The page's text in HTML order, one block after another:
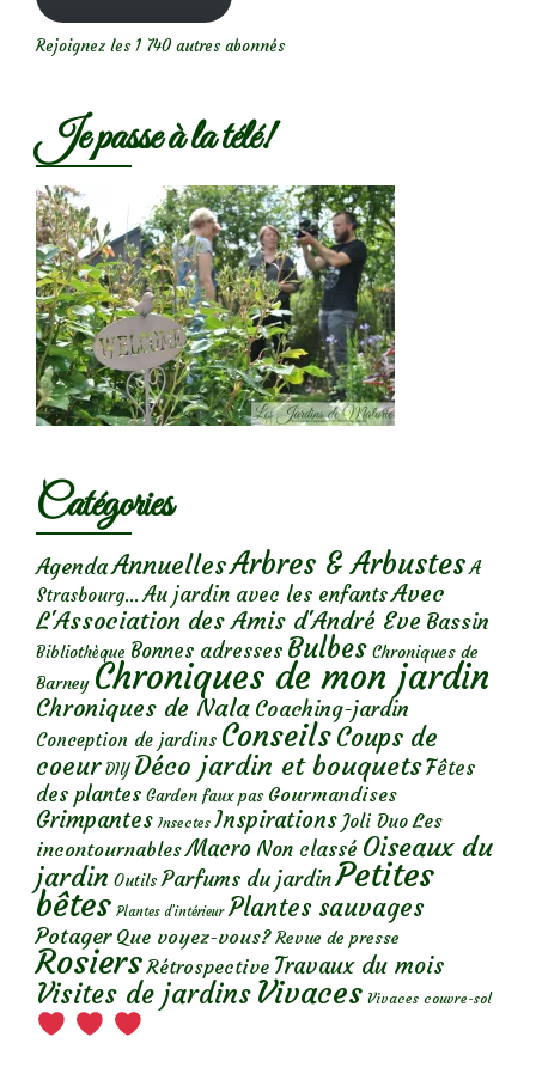
Rejoignez les 1 740 autres abonnés
Je passe à la télé!
Catégories
AgendaAnnuellesArbres & Arbustes A
Strasbourg... Au jardin avec les enfantsAvec
L'Association des Amis d'André Eve Bassin
Bibliothèque Bonnes adresses Bulbes Chroniques de
Barney Chroniques de mon jardin
Chroniques de Nala Coaching-jardin
Conception de jardins ConseilsCoups de
coeur DIY Déco jardin et bouquetsFêtes
des plantes Garden faux pas Gourmandises
Grimpantes Insectes Inspirations Joli Duo Les
incontournables Macro Non classé Oiseaux du
jardin Outils Parfums du jardinPetites
bêtes Plantes d’intérieur Plantes sauvages
Potager Que voyez-vous? Revue de presse
Rosiers Rétrospective Travaux du mois
Visites de jardins Vivaces Vivaces couvre-sol